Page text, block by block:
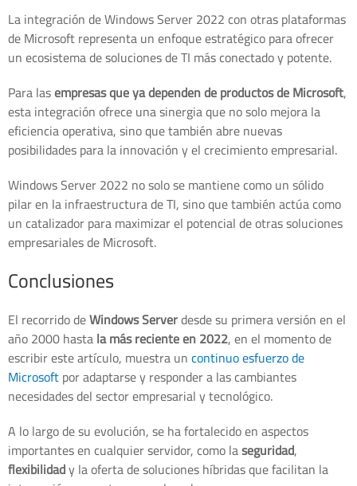
La integración de Windows Server 2022 con otras plataformas
de Microsoft representa un enfoque estratégico para ofrecer
un ecosistema de soluciones de TI más conectado y potente.
Para lasempresas que ya dependen de productos de Microsoft,
esta integración ofrece una sinergia que no solo mejora la
eficiencia operativa, sino que también abre nuevas
posibilidades para la innovación y el crecimiento empresarial.
Windows Server 2022 no solo se mantiene como un sólido
pilar en la infraestructura de TI, sino que también actúa como
un catalizador para maximizar el potencial de otras soluciones
empresariales de Microsoft.
Conclusiones
El recorrido deWindows Serverdesde su primera versión en el
año 2000 hastala más reciente en 2022, en el momento de
escribir este artículo, muestra uncontinuo esfuerzo de
Microsoftpor adaptarse y responder a las cambiantes
necesidades del sector empresarial y tecnológico.
A lo largo de su evolución, se ha fortalecido en aspectos
importantes en cualquier servidor, como laseguridad,
flexibilidady la oferta de soluciones híbridas que facilitan la